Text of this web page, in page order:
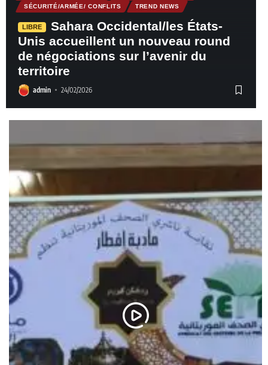
SÉCURITÉ/ARMÉE/ CONFLITS
TREND NEWS
LIBRE
Sahara Occidental/les États-
Unis accueillent un nouveau round
de négociations sur l’avenir du
territoire
admin 24/02/2026